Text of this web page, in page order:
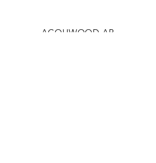
ACOUWOOD AB